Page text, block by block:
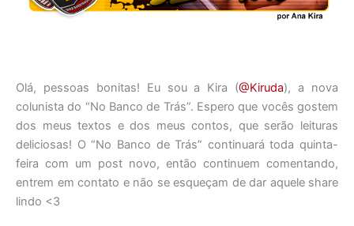
Olá, pessoas bonitas! Eu sou a Kira (@Kiruda), a nova
colunista do “No Banco de Trás”. Espero que vocês gostem
dos meus textos e dos meus contos, que serão leituras
deliciosas! O “No Banco de Trás” continuará toda quinta-
feira com um post novo, então continuem comentando,
entrem em contato e não se esqueçam de dar aquele share
lindo <3